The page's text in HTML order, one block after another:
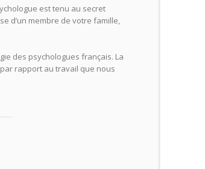
est tenu au secret
d’un membre de votre famille,
des psychologues français. La
rapport au travail que nous